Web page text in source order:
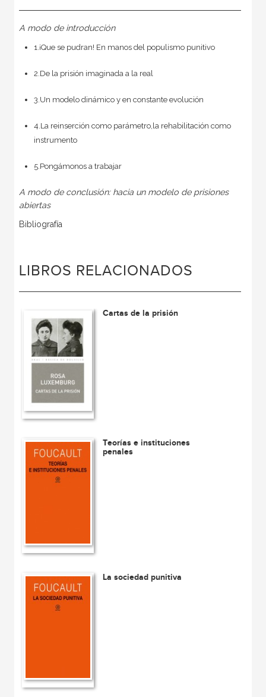
A modo de introducción
1.¡Que se pudran! En manos del populismo punitivo
2.De la prisión imaginada a la real
3.Un modelo dinámico y en constante evolución
4.La reinserción como parámetro,la rehabilitación como
instrumento
5.Pongámonos a trabajar
A modo de conclusión: hacia un modelo de prisiones
abiertas
Bibliografía
LIBROS RELACIONADOS
Cartas de la prisión
Teorías e instituciones
penales
La sociedad punitiva